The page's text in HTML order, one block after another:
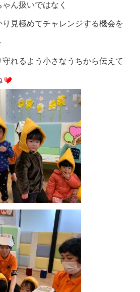
ん扱いではなく
見極めてチャレンジする機会を
れるよう小さなうちから伝えて